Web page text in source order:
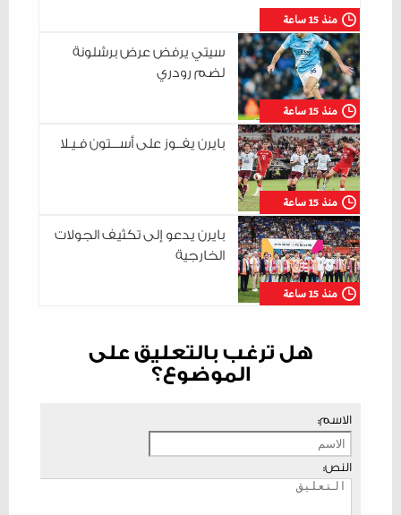
منذ 15 ساعة
منذ 15 ساعة
سيتي يرفض عرض برشلونة
لضم رودري
منذ 15 ساعة
بايرن يفــوز على أســـتون فـيـلا
منذ 15 ساعة
بايرن يدعو إلى تكثيف الجولات
الخارجية
هل ترغب بالتعليق على
الموضوع؟
الاسم:
النص: